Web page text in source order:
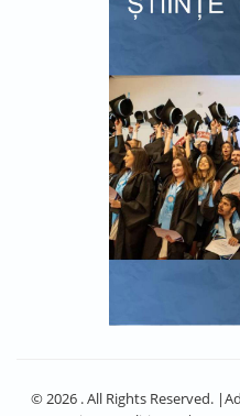
© 2026 . All Rights Reserved.